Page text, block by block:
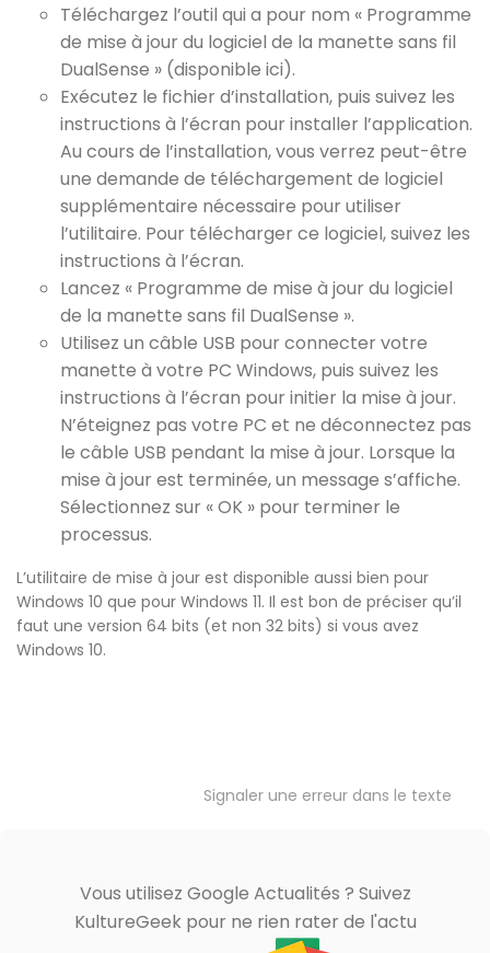
Téléchargez l’outil qui a pour nom « Programme
de mise à jour du logiciel de la manette sans fil
DualSense » (disponible ici).
Exécutez le fichier d’installation, puis suivez les
instructions à l’écran pour installer l’application.
Au cours de l’installation, vous verrez peut-être
une demande de téléchargement de logiciel
supplémentaire nécessaire pour utiliser
l’utilitaire. Pour télécharger ce logiciel, suivez les
instructions à l’écran.
Lancez « Programme de mise à jour du logiciel
de la manette sans fil DualSense ».
Utilisez un câble USB pour connecter votre
manette à votre PC Windows, puis suivez les
instructions à l’écran pour initier la mise à jour.
N’éteignez pas votre PC et ne déconnectez pas
le câble USB pendant la mise à jour. Lorsque la
mise à jour est terminée, un message s’affiche.
Sélectionnez sur « OK » pour terminer le
processus.
L’utilitaire de mise à jour est disponible aussi bien pour
Windows 10 que pour Windows 11. Il est bon de préciser qu’il
faut une version 64 bits (et non 32 bits) si vous avez
Windows 10.
Signaler une erreur dans le texte
Vous utilisez Google Actualités ? Suivez
KultureGeek pour ne rien rater de l'actu